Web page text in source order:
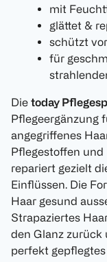
mit
glättet &
schützt
für
Die today
Pflegeergänzung
angegriffenes
Pflegestoffen
repariert gezielt
Einflüssen. Die
Haar gesund
Strapaziertes
den Glanz zurück
perfekt gepflegtes